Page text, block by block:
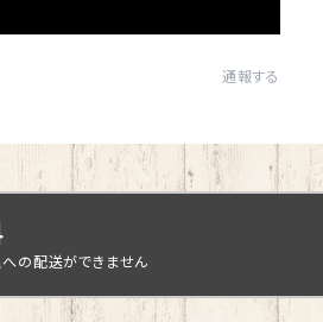
通報する
への配送ができません